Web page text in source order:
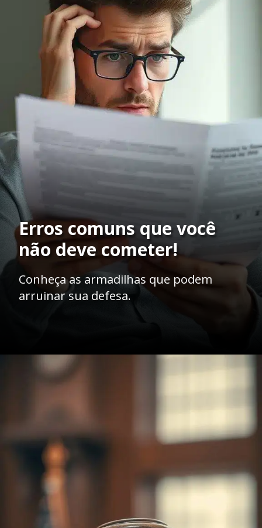
Erros comuns que você
não deve cometer!
Conheça as armadilhas que podem
arruinar sua defesa.
Opening